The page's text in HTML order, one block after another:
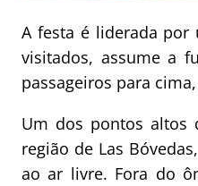
A festa é liderada
visitados, assume a
passageiros para
Um dos pontos altos
região de Las
ao ar livre. Fora do